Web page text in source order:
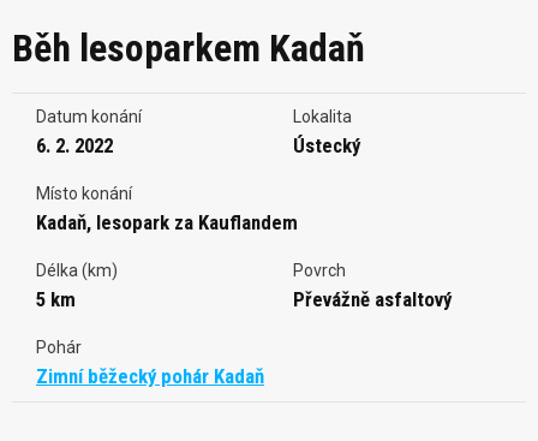
Běh lesoparkem Kadaň
Datum konání
6. 2. 2022
Lokalita
Ústecký
Místo konání
Kadaň, lesopark za Kauflandem
Délka (km)
5 km
Povrch
Převážně asfaltový
Pohár
Zimní běžecký pohár Kadaň